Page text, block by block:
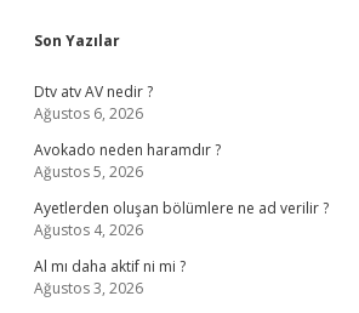
Sidebar
Son Yazılar
Dtv atv AV nedir ?
Ağustos 6, 2026
Avokado neden haramdır ?
Ağustos 5, 2026
Ayetlerden oluşan bölümlere ne ad verilir ?
Ağustos 4, 2026
Al mı daha aktif ni mi ?
Ağustos 3, 2026